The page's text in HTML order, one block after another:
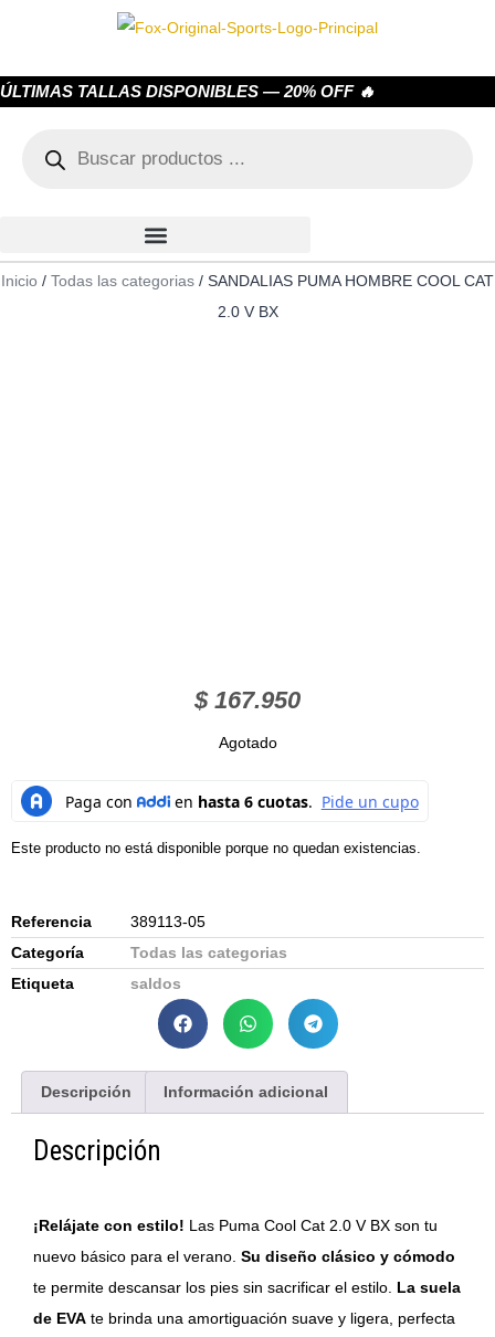
ÚLTIMAS TALLAS DISPONIBLES — 20% OFF 🔥
Inicio / Todas las categorias / SANDALIAS PUMA HOMBRE COOL CAT
2.0 V BX
$167.950
Agotado
Este producto no está disponible porque no quedan existencias.
Referencia
389113-05
Categoría
Todas las categorias
Etiqueta
saldos
Descripción Información adicional
Descripción
¡Relájate con estilo! Las Puma Cool Cat 2.0 V BX son tu
nuevo básico para el verano. Su diseño clásico y cómodo
te permite descansar los pies sin sacrificar el estilo. La suela
de EVA te brinda una amortiguación suave y ligera, perfecta